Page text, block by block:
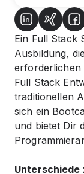
Ein Full Stack
Ausbildung,
erforderlichen
Full Stack
traditionellen
sich ein
und bietet Dir
Unterschiede